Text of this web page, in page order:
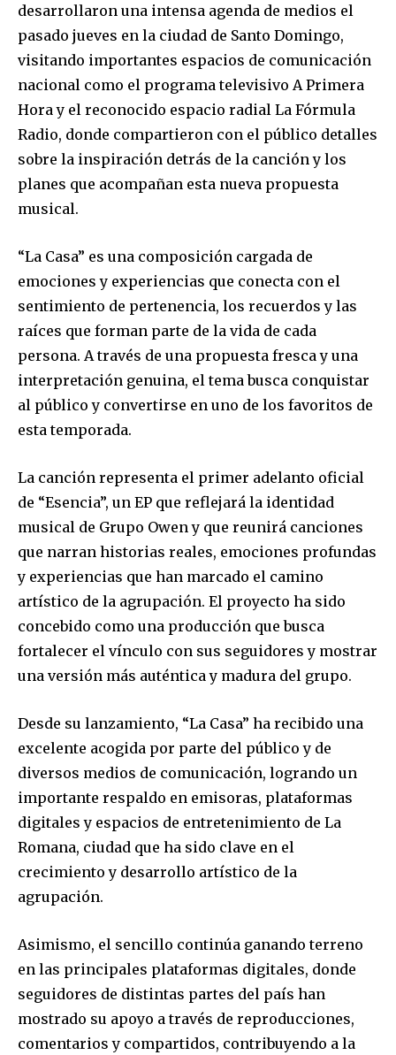
desarrollaron una intensa agenda de medios el
pasado jueves en la ciudad de Santo Domingo,
visitando importantes espacios de comunicación
nacional como el programa televisivo A Primera
Hora y el reconocido espacio radial La Fórmula
Radio, donde compartieron con el público detalles
sobre la inspiración detrás de la canción y los
planes que acompañan esta nueva propuesta
musical.
“La Casa” es una composición cargada de
emociones y experiencias que conecta con el
sentimiento de pertenencia, los recuerdos y las
raíces que forman parte de la vida de cada
persona. A través de una propuesta fresca y una
interpretación genuina, el tema busca conquistar
al público y convertirse en uno de los favoritos de
esta temporada.
La canción representa el primer adelanto oficial
de “Esencia”, un EP que reflejará la identidad
musical de Grupo Owen y que reunirá canciones
que narran historias reales, emociones profundas
y experiencias que han marcado el camino
artístico de la agrupación. El proyecto ha sido
concebido como una producción que busca
fortalecer el vínculo con sus seguidores y mostrar
una versión más auténtica y madura del grupo.
Desde su lanzamiento, “La Casa” ha recibido una
excelente acogida por parte del público y de
diversos medios de comunicación, logrando un
importante respaldo en emisoras, plataformas
digitales y espacios de entretenimiento de La
Romana, ciudad que ha sido clave en el
crecimiento y desarrollo artístico de la
agrupación.
Asimismo, el sencillo continúa ganando terreno
en las principales plataformas digitales, donde
seguidores de distintas partes del país han
mostrado su apoyo a través de reproducciones,
comentarios y compartidos, contribuyendo a la